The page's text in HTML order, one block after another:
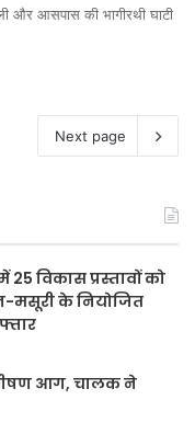
आसपास की भागीरथी घाटी
Next page
25 विकास प्रस्तावों को
मसूरी के नियोजित
आग, चालक ने